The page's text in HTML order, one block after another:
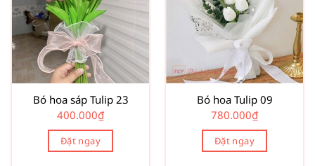
Bó hoa sáp Tulip 23
400.000₫
Đặt ngay
Bó hoa Tulip 09
780.000₫
Đặt ngay